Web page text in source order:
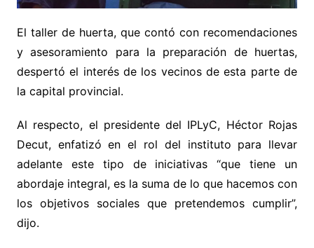
El taller de huerta, que contó con recomendaciones
y asesoramiento para la preparación de huertas,
despertó el interés de los vecinos de esta parte de
la capital provincial.
Al respecto, el presidente del IPLyC, Héctor Rojas
Decut, enfatizó en el rol del instituto para llevar
adelante este tipo de iniciativas “que tiene un
abordaje integral, es la suma de lo que hacemos con
los objetivos sociales que pretendemos cumplir”,
dijo.